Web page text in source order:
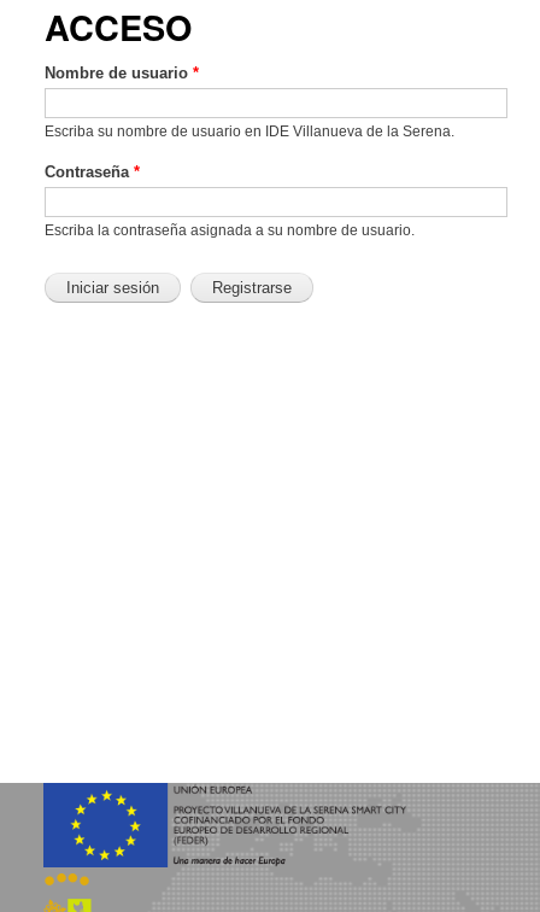
ACCESO
Nombre de usuario*
Escriba su nombre de usuario en IDE Villanueva de la Serena.
Contraseña*
Escriba la contraseña asignada a su nombre de usuario.